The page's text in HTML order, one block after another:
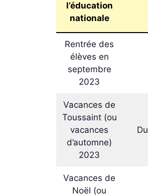
l’éducation
nationale
Rentrée des
élèves en
septembre
2023
Vacances de
Toussaint (ou
vacances
d’automne)
2023
Vacances de
Noël (ou